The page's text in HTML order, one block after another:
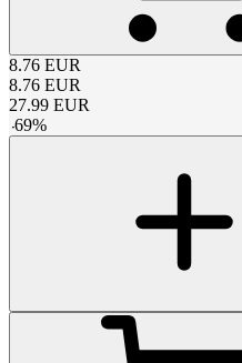
8.76 EUR
8.76 EUR
27.99 EUR
-69%